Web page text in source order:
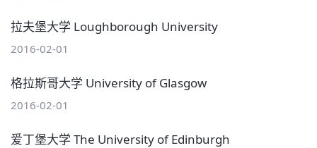
拉夫堡大学 Loughborough University
2016-02-01
格拉斯哥大学 University of Glasgow
2016-02-01
爱丁堡大学 The University of Edinburgh